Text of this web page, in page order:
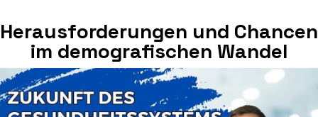
Herausforderungen und Chancen
im demografischen Wandel